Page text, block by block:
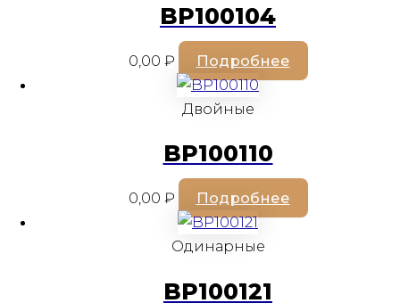
BP100104
0,00 ₽ Подробнее
Двойные
BP100110
0,00 ₽ Подробнее
Одинарные
BP100121